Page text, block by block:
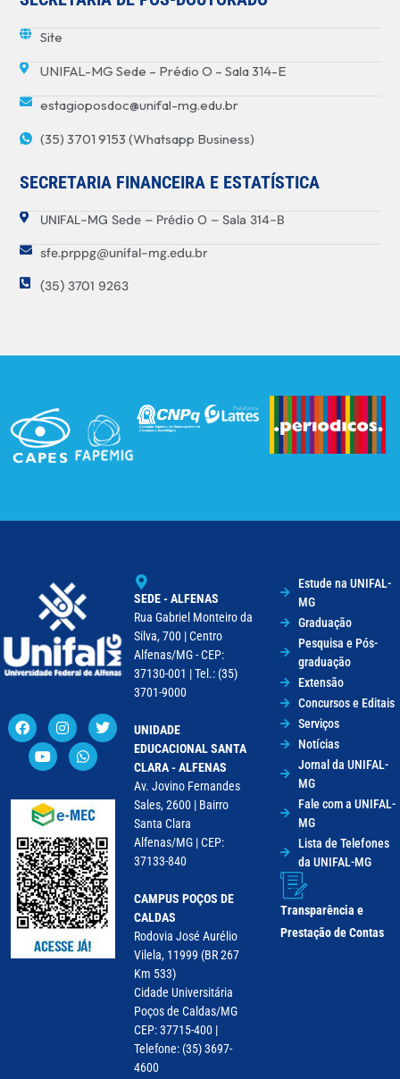
Site
UNIFAL-MG Sede – Prédio O – Sala 314-E
estagioposdoc@unifal-mg.edu.br
(35) 3701 9153 (Whatsapp Business)
SECRETARIA FINANCEIRA E ESTATÍSTICA
UNIFAL-MG Sede – Prédio O – Sala 314-B
sfe.prppg@unifal-mg.edu.br
(35) 3701 9263
SEDE - ALFENAS
Rua Gabriel Monteiro da
Silva, 700 | Centro
Alfenas/MG - CEP:
37130-001 | Tel.: (35)
3701-9000
UNIDADE
EDUCACIONAL SANTA
CLARA - ALFENAS
Av. Jovino Fernandes
Sales, 2600 | Bairro
Santa Clara
Alfenas/MG | CEP:
37133-840
CAMPUS POÇOS DE
CALDAS
Rodovia José Aurélio
Vilela, 11999 (BR 267
Km 533)
Cidade Universitária
Poços de Caldas/MG
CEP: 37715-400 |
Telefone: (35) 3697-
4600
Estude na UNIFAL-
MG
Graduação
Pesquisa e Pós-
graduação
Extensão
Concursos e Editais
Serviços
Notícias
Jornal da UNIFAL-
MG
Fale com a UNIFAL-
MG
Lista de Telefones
da UNIFAL-MG
Transparência e
Prestação de Contas